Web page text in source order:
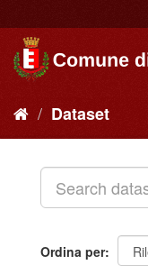
Dataset
Ordina per